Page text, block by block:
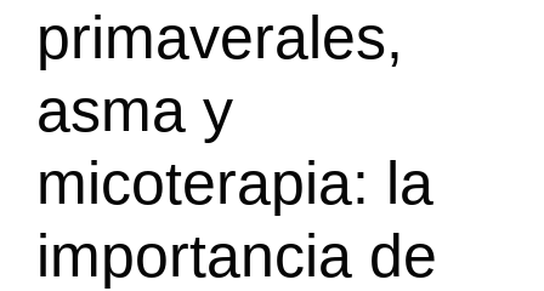
primaverales,
asma y
micoterapia: la
importancia de